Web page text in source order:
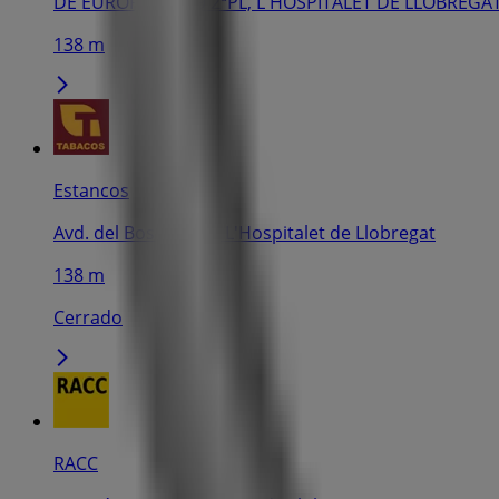
138 m
Estancos
Avd. del Bosque, 58, L'Hospitalet de Llobregat
138 m
Cerrado
RACC